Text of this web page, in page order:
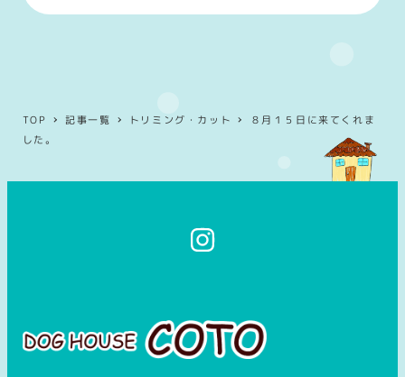
TOP 記事一覧 トリミング・カット
８月１５日に来てくれま
した。
ム